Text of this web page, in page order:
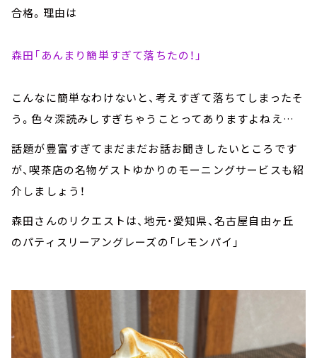
合格。理由は
森田「あんまり簡単すぎて落ちたの！」
こんなに簡単なわけないと、考えすぎて落ちてしまったそ
う。色々深読みしすぎちゃうことってありますよねえ…
話題が豊富すぎてまだまだお話お聞きしたいところです
が、喫茶店の名物ゲストゆかりのモーニングサービスも紹
介しましょう！
森田さんのリクエストは、地元・愛知県、名古屋自由ヶ丘
のパティスリーアングレーズの「レモンパイ」